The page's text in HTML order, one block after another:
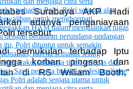
Surabaya AKP Hadi
adanya penganiayaan
tersebut.
pemukulan terhadap Iptu
korban pingsan dan
di RS William Booth,”